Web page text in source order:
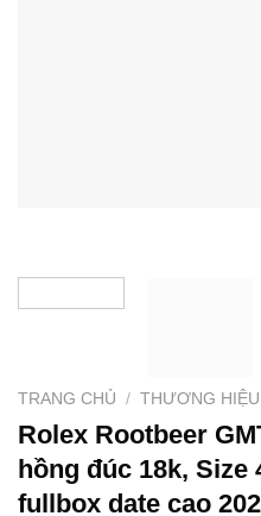
TRANG CHỦ / THƯƠNG
Rolex Rootbeer
hồng đúc 18k, Size
fullbox date cao